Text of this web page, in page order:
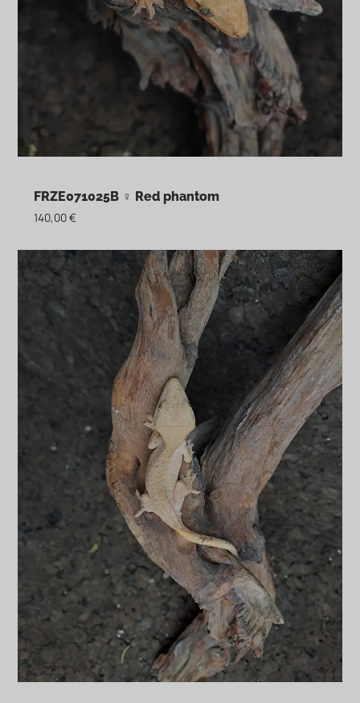
FRZE071025B ♀ Red phantom
140,00€